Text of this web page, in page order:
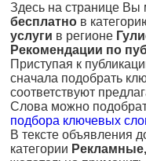
Здесь на странице Вы
бесплатно в
услуги в регионе
Рекомендации по
Приступая к
сначала подобрать
соответствуют
Слова можно
подбора ключевых
В тексте объявления
категории